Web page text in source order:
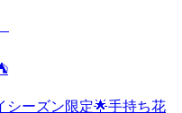
シーズン限定🌟手持ち花